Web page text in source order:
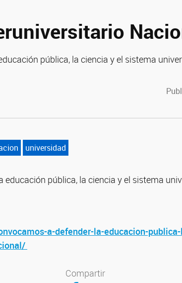
pública, la ciencia y el sistema
universidad
educación pública, la ciencia y el sistema
a-defender-la-educacion-
Compartir